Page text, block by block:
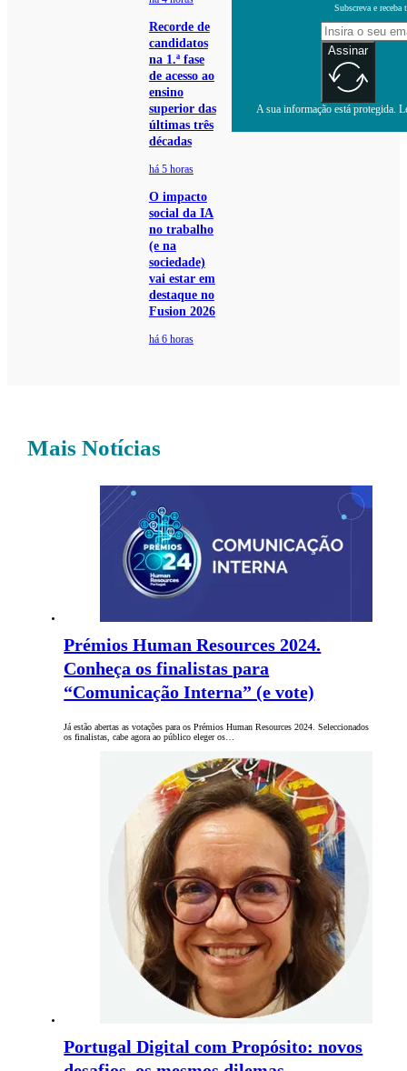
Recorde de
candidatos
na 1.ª fase
de acesso ao
ensino
superior das
últimas três
décadas
há 5 horas
O impacto
social da IA
no trabalho
(e na
sociedade)
vai estar em
destaque no
Fusion 2026
há 6 horas
Subscreva e receba
Assinar
A sua informação está protegida.
Mais Notícias
Prémios Human Resources 2024.
Conheça os finalistas para
“Comunicação Interna” (e vote)
Já estão abertas as votações para os Prémios Human Resources 2024. Seleccionados
os finalistas, cabe agora ao público eleger os…
Portugal Digital com Propósito: novos